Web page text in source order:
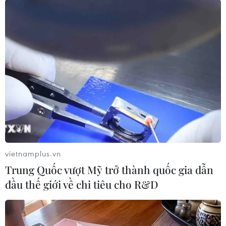
một ấn phẩm đặc biệt viết về hội họa, đã đăng rải
rác trên các báo và tạp chí từ năm 2005 đến nay
như: Tia Sáng, Lao Động Cuối tuần, Tuổi Trẻ, Nhân
Dân hàng tháng…
Cuốn sách dày hơn 500 trang, gồm 3 chương với
hơn 70 bài viết về mỹ thuật, gốm, điêu khắc, hội họa
hiện thực, cổ động chiến tranh, tranh truyền thần,
điêu khắc đình làng…
Chương I nói về Mỹ thuật Đông Dương và Khóa
Kháng chiến của thầy Hiệu trưởng Tô Ngọc Vân - từ
bộ tứ Nghiêm-Liên-Sáng-Phái đến các họa sỹ Đào
Đức, Lưu Công Nhân, Linh Chi, Trần Lưu Hậu…
vietnamplus.vn
Trung Quốc vượt Mỹ trở thành quốc gia dẫn
đầu thế giới về chi tiêu cho R&D